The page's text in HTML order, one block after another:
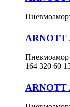
ARNOTT
164 320 60
ARNOTT